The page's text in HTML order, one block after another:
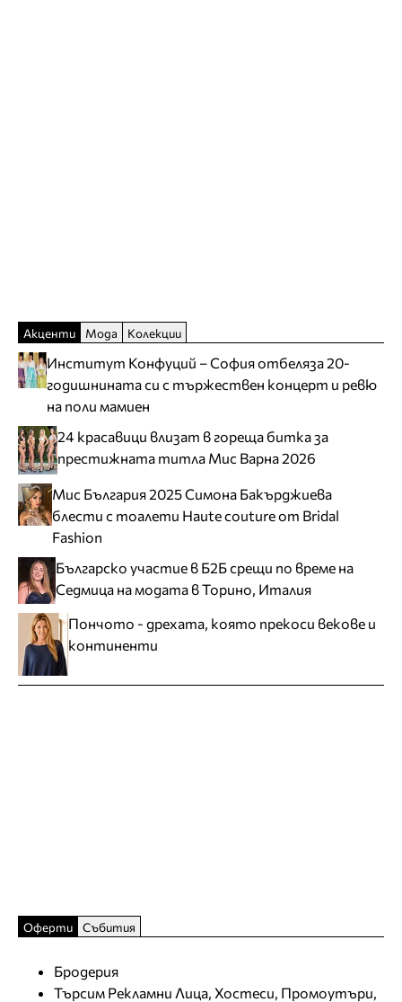
Акценти Мода Колекции
Институт Конфуций – София отбеляза 20-
годишнината си с тържествен концерт и ревю
на поли мамиен
24 красавици влизат в гореща битка за
престижната титла Мис Варна 2026
Мис България 2025 Симона Бакърджиева
блести с тоалети Haute couture от Bridal
Fashion
Българско участие в Б2Б срещи по време на
Седмица на модата в Торино, Италия
Пончото - дрехата, която прекоси векове и
континенти
Оферти Събития
Бродерия
Търсим Рекламни Лица, Хостеси, Промоутъри,